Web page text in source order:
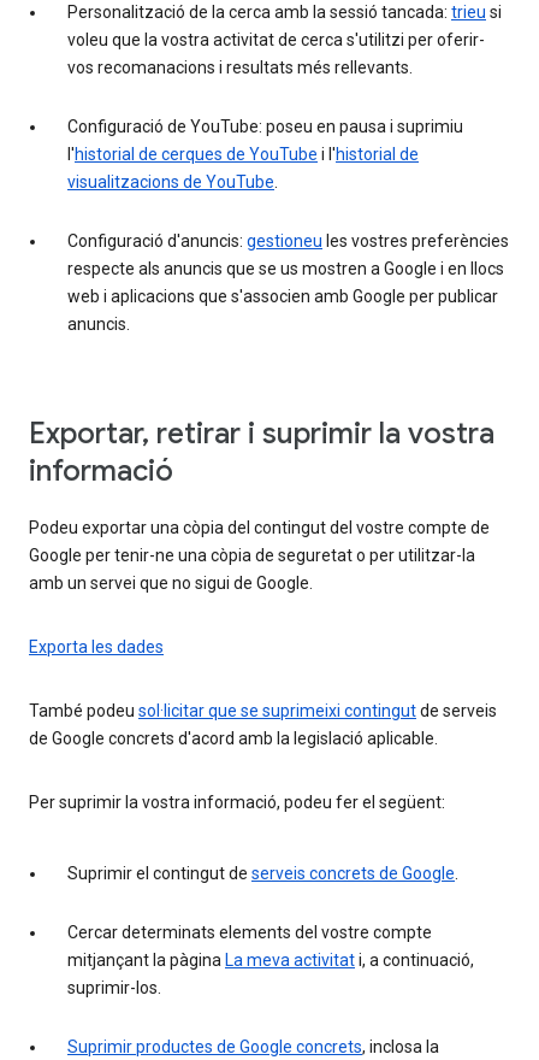
Personalització de la cerca amb la sessió tancada: trieu si
voleu que la vostra activitat de cerca s'utilitzi per oferir-
vos recomanacions i resultats més rellevants.
Configuració de YouTube: poseu en pausa i suprimiu
l'historial de cerques de YouTube i l'historial de
visualitzacions de YouTube
Configuració d'anuncis: gestioneu les vostres preferències
respecte als anuncis que se us mostren a Google i en llocs
web i aplicacions que s'associen amb Google per publicar
anuncis.
Exportar, retirar i suprimir la vostra
informació
Podeu exportar una còpia del contingut del vostre compte de
Google per tenir-ne una còpia de seguretat o per utilitzar-la
amb un servei que no sigui de Google.
Exporta les dades
També podeu sol·licitar que se suprimeixi contingutde serveis
de Google concrets d'acord amb la legislació aplicable.
Per suprimir la vostra informació, podeu fer el següent:
Suprimir el contingut de serveis concrets de Google
Cercar determinats elements del vostre compte
mitjançant la pàgina La meva activitati, a continuació,
suprimir-los.
Suprimir productes de Google concrets, inclosa la